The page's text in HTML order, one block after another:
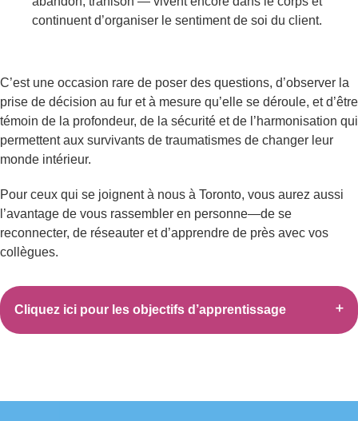
continuent d’organiser le sentiment de soi du client.
C’est une occasion rare de poser des questions, d’observer la
prise de décision au fur et à mesure qu’elle se déroule, et d’être
témoin de la profondeur, de la sécurité et de l’harmonisation qui
permettent aux survivants de traumatismes de changer leur
monde intérieur.
Pour ceux qui se joignent à nous à Toronto, vous aurez aussi
l’avantage de vous rassembler en personne—de se
reconnecter, de réseauter et d’apprendre de près avec vos
collègues.
Cliquez ici pour les objectifs d’apprentissage